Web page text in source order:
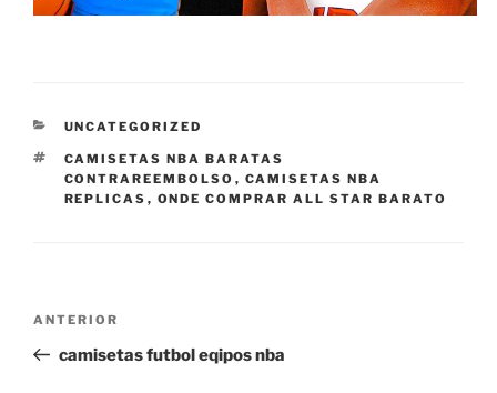
CATEGORÍAS
UNCATEGORIZED
ETIQUETAS
CAMISETAS NBA BARATAS
CONTRAREEMBOLSO , CAMISETAS NBA
REPLICAS , ONDE COMPRAR ALL STAR BARATO
Navegación
entradas
Entrada
anterior:
ANTERIOR
camisetas futbol eqipos nba